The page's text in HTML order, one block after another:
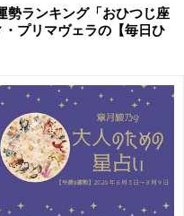
は？
座（3月21日～4月
勢ランキング「おひつじ座
・プリマヴェラの【毎日ひ